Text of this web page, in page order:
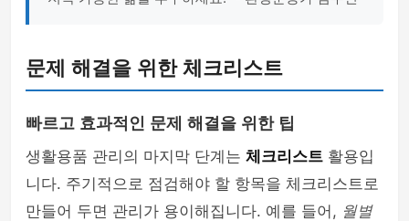
문제 해결을 위한 체크리스트
빠르고 효과적인 문제 해결을 위한 팁
생활용품 관리의 마지막 단계는 체크리스트 활용입
니다. 주기적으로 점검해야 할 항목을 체크리스트로
만들어 두면 관리가 용이해집니다. 예를 들어, 월별